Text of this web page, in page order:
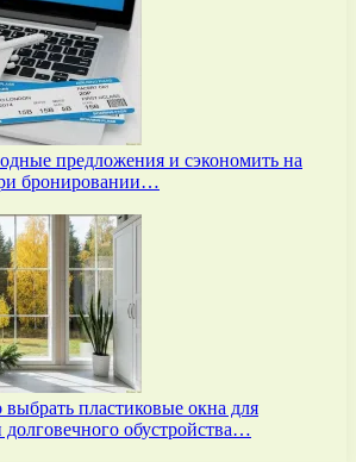
предложения и сэкономить на
бронировании…
пластиковые окна для
обустройства…